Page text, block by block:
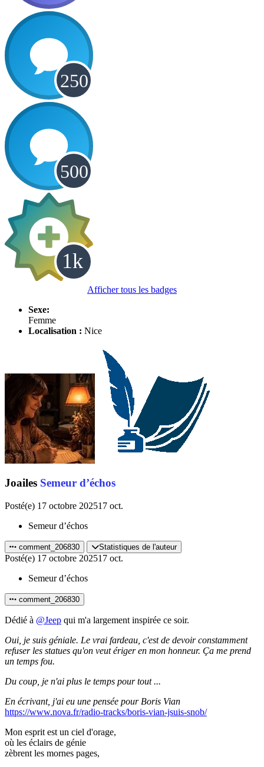
Afficher tous les badges
Sexe:
Femme
Localisation : Nice
Joailes Semeur d’échos
Posté(e) 17 octobre 202517 oct.
Semeur d’échos
comment_206830 Statistiques de l'auteur
Posté(e) 17 octobre 202517 oct.
Semeur d’échos
comment_206830
Dédié à @Jeep qui m'a largement inspirée ce soir.
Oui, je suis géniale. Le vrai fardeau, c'est de devoir constamment
refuser les statues qu'on veut ériger en mon honneur. Ça me prend
un temps fou.
Du coup, je n'ai plus le temps pour tout ...
En écrivant, j'ai eu une pensée pour Boris Vian
https://www.nova.fr/radio-tracks/boris-vian-jsuis-snob/
Mon esprit est un ciel d'orage,
où les éclairs de génie
zèbrent les mornes pages,